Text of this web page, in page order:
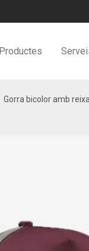
Productes
Gorra bicolor amb